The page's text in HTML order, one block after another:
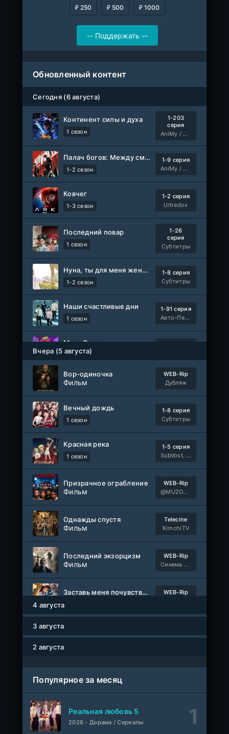
₽ 250 ₽ 500 ₽ 1000
Обновленный контент
Сегодня (6 августа)
Континент силы и духа
1 сезон
1-203
серия
AniMy / RuChiMe
Палач богов: Между смертным и божественным царством 2
1-2 сезон
1-9 серия
AniMy / RuChiMe
Ковчег
1-3 сезон
1-2 серия
Ultradox
Последний повар
1 сезон
1-26
серия
Субтитры
Нуна, ты для меня женщина 2
1-2 сезон
1-8 серия
Субтитры
Наши счастливые дни
1 сезон
1-91 серия
Авто-Перевод
Мисс Стерва
1 сезон
Жизнь в чужих мечтах
WEB-DL
AlphaProject
1-40
серия
AniMy / RuChiMe
1 сезон
1-7 серия
Один на один: Австралия
1-4 сезон
1-5 серия
Связанные судьбой
1 сезон
1-110
серия
Шатёр чародея
1 сезон
1-6 серия
Дубляж
Вчера (5 августа)
Вор-одиночка
Фильм
WEB-Rip
Дубляж
Вечный дождь
1 сезон
1-8 серия
Субтитры
Красная река
1 сезон
1-5 серия
SubVost, Манипулятор, AnimeVost, Dream Cast
Призрачное ограбление
Фильм
WEB-Rip
@MUZOBOZ@
Однажды спустя
Фильм
Telecine
KimchiTV
Последний экзорцизм
Фильм
WEB-Rip
Синема УС
Заставь меня почувствовать
WEB-Rip
Сто лет одиночества
1-2 сезон
ColdFilm
1 сезон
4 августа
3 августа
2 августа
Популярное за месяц
Реальная любовь 5
2026 - Дорама / Сериалы